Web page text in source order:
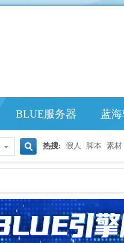
BLUE服务器 蓝
搜
索
热搜: 假人 脚本 素材